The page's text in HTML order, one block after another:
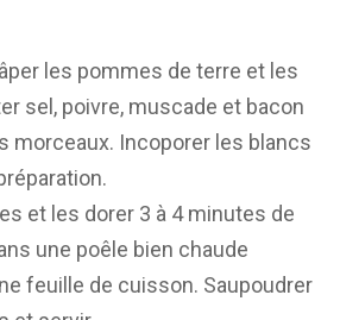
les pommes de terre et les
sel, poivre, muscade et bacon
morceaux. Incoporer les blancs
et les dorer 3 à 4 minutes de
une poêle bien chaude
feuille de cuisson. Saupoudrer